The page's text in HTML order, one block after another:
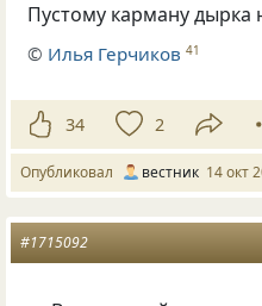
Пустому карману дырка
© Илья Герчиков 41
34 2
Опубликовал вестник 14 окт
#1715092